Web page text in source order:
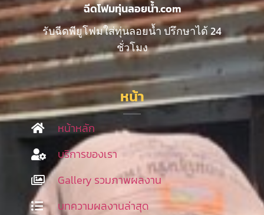
ฉีดโฟมทุ่นลอยน้ำ.com
รับฉีดพียูโฟมใส่ทุ่นลอยน้ำ ปรึกษาได้ 24
ชั่วโมง
หน้า
หน้าหลัก
บริการของเรา
Gallery รวมภาพผลงาน
บทความผลงานล่าสุด